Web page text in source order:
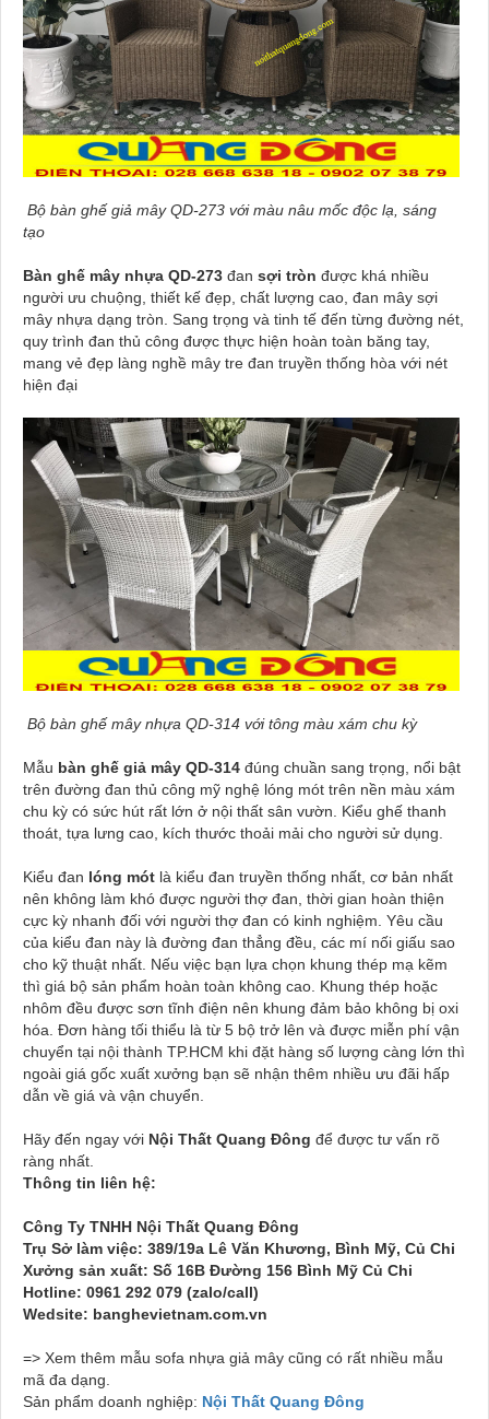
Bộ bàn ghế giả mây QD-273 với màu nâu mốc độc lạ, sáng
tạo
Bàn ghế mây nhựa QD-273 đan sợi tròn được khá nhiều
người ưu chuộng, thiết kế đẹp, chất lượng cao, đan mây sợi
mây nhựa dạng tròn. Sang trọng và tinh tế đến từng đường nét,
quy trình đan thủ công được thực hiện hoàn toàn băng tay,
mang vẻ đẹp làng nghề mây tre đan truyền thống hòa với nét
hiện đại
Bộ bàn ghế mây nhựa QD-314 với tông màu xám chu kỳ
Mẫu bàn ghế giả mây QD-314 đúng chuần sang trọng, nổi bật
trên đường đan thủ công mỹ nghệ lóng mót trên nền màu xám
chu kỳ có sức hút rất lớn ở nội thất sân vườn. Kiểu ghế thanh
thoát, tựa lưng cao, kích thước thoải mải cho người sử dụng.
Kiểu đan lóng mót là kiểu đan truyền thống nhất, cơ bản nhất
nên không làm khó được người thợ đan, thời gian hoàn thiện
cực kỳ nhanh đối với người thợ đan có kinh nghiệm. Yêu cầu
của kiểu đan này là đường đan thẳng đều, các mí nối giấu sao
cho kỹ thuật nhất. Nếu việc bạn lựa chọn khung thép mạ kẽm
thì giá bộ sản phẩm hoàn toàn không cao. Khung thép hoặc
nhôm đều được sơn tĩnh điện nên khung đảm bảo không bị oxi
hóa. Đơn hàng tối thiểu là từ 5 bộ trở lên và được miễn phí vận
chuyển tại nội thành TP.HCM khi đặt hàng số lượng càng lớn thì
ngoài giá gốc xuất xưởng bạn sẽ nhận thêm nhiều ưu đãi hấp
dẫn về giá và vận chuyển.
Hãy đến ngay với Nội Thất Quang Đông để được tư vấn rõ
ràng nhất.
Thông tin liên hệ:
Công Ty TNHH Nội Thất Quang Đông
Trụ Sở làm việc: 389/19a Lê Văn Khương, Bình Mỹ, Củ Chi
Xưởng sản xuất: Số 16B Đường 156 Bình Mỹ Củ Chi
Hotline: 0961 292 079 (zalo/call)
Wedsite: banghevietnam.com.vn
=> Xem thêm mẫu sofa nhựa giả mây cũng có rất nhiều mẫu
mã đa dạng.
Sản phẩm doanh nghiệp: Nội Thất Quang Đông